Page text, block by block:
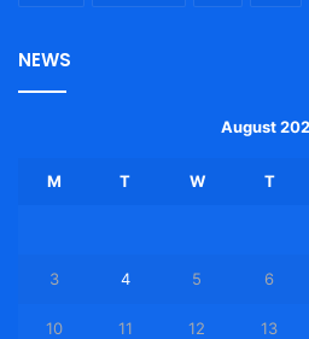
NEWS
August
M T W T
3 4 5 6
10 11 12 13